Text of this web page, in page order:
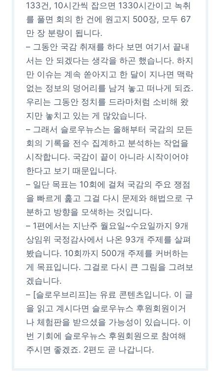
133건, 10시간씩 잡으면 1330시간이고 녹취
를 풀면 회의 한 건에 원고지 500장, 모두 67
만 장 분량이 됩니다.
– 그동안 국감 취재를 하다 보면 여기서 끝내
서는 안 되겠다는 생각을 하곤 했습니다. 하지
만 이슈는 계속 쏟아지고 한 달이 지나면 맥락
없는 정보의 덩어리를 남겨 놓고 떠나게 되죠.
우리는 그동안 정치를 드라마처럼 소비해 왔
지만 놓치고 있는 게 많았습니다.
– 그래서 슬로우뉴스는 올해부터 국감의 모든
회의 기록을 전수 집계하고 분석하는 작업을
시작합니다. 국감이 끝이 아니라 시작이어야
한다고 보기 때문입니다.
– 일단 목표는 10회에 걸쳐 국감의 주요 쟁점
을 빠르게 훑고 그걸 다시 문제와 해법으로 구
분하고 방향을 모색하는 것입니다.
– 1편에서는 지난주 월요일~수요일까지 9개
상임위 국정감사에서 나온 93개 주제를 살펴
봤습니다. 10회까지 500개 주제를 커버하는
게 목표입니다. 그걸로 다시 큰 그림을 그려보
겠습니다.
– [슬로우브리프]는 유료 콘텐츠입니다. 이 글
을 읽고 계시다면 슬로우뉴스 후원회원이거
나 체험판을 받으셨을 가능성이 있습니다. 이
번 기회에 슬로우뉴스 후원회원으로 참여해
주시면 좋겠죠. 2편도 곧 나갑니다.